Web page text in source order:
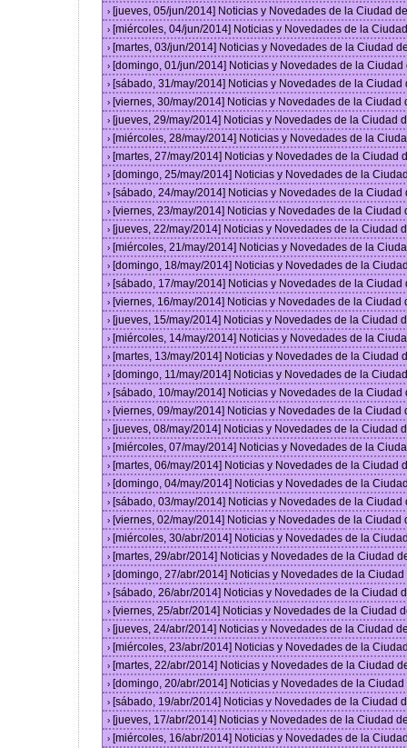
› [jueves, 05/jun/2014] Noticias y Novedades de la Ciudad
› [miércoles, 04/jun/2014] Noticias y Novedades de la
› [martes, 03/jun/2014] Noticias y Novedades de la Ciudad
› [domingo, 01/jun/2014] Noticias y Novedades de la
› [sábado, 31/may/2014] Noticias y Novedades de la
› [viernes, 30/may/2014] Noticias y Novedades de la
› [jueves, 29/may/2014] Noticias y Novedades de la Ciudad
› [miércoles, 28/may/2014] Noticias y Novedades de la
› [martes, 27/may/2014] Noticias y Novedades de la Ciudad
› [domingo, 25/may/2014] Noticias y Novedades de la
› [sábado, 24/may/2014] Noticias y Novedades de la
› [viernes, 23/may/2014] Noticias y Novedades de la
› [jueves, 22/may/2014] Noticias y Novedades de la Ciudad
› [miércoles, 21/may/2014] Noticias y Novedades de la
› [domingo, 18/may/2014] Noticias y Novedades de la
› [sábado, 17/may/2014] Noticias y Novedades de la
› [viernes, 16/may/2014] Noticias y Novedades de la
› [jueves, 15/may/2014] Noticias y Novedades de la Ciudad
› [miércoles, 14/may/2014] Noticias y Novedades de la
› [martes, 13/may/2014] Noticias y Novedades de la Ciudad
› [domingo, 11/may/2014] Noticias y Novedades de la
› [sábado, 10/may/2014] Noticias y Novedades de la
› [viernes, 09/may/2014] Noticias y Novedades de la
› [jueves, 08/may/2014] Noticias y Novedades de la Ciudad
› [miércoles, 07/may/2014] Noticias y Novedades de la
› [martes, 06/may/2014] Noticias y Novedades de la Ciudad
› [domingo, 04/may/2014] Noticias y Novedades de la
› [sábado, 03/may/2014] Noticias y Novedades de la
› [viernes, 02/may/2014] Noticias y Novedades de la
› [miércoles, 30/abr/2014] Noticias y Novedades de la
› [martes, 29/abr/2014] Noticias y Novedades de la Ciudad
› [domingo, 27/abr/2014] Noticias y Novedades de la
› [sábado, 26/abr/2014] Noticias y Novedades de la Ciudad
› [viernes, 25/abr/2014] Noticias y Novedades de la Ciudad
› [jueves, 24/abr/2014] Noticias y Novedades de la Ciudad
› [miércoles, 23/abr/2014] Noticias y Novedades de la
› [martes, 22/abr/2014] Noticias y Novedades de la Ciudad
› [domingo, 20/abr/2014] Noticias y Novedades de la
› [sábado, 19/abr/2014] Noticias y Novedades de la Ciudad
› [jueves, 17/abr/2014] Noticias y Novedades de la Ciudad
› [miércoles, 16/abr/2014] Noticias y Novedades de la